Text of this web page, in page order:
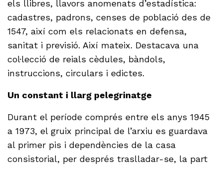
els llibres, llavors anomenats d’estadística:
cadastres, padrons, censes de població des de
1547, així com els relacionats en defensa,
sanitat i previsió. Així mateix. Destacava una
col·lecció de reials cèdules, bàndols,
instruccions, circulars i edictes.
Un constant i llarg pelegrinatge
Durant el període comprés entre els anys 1945
a 1973, el gruix principal de l’arxiu es guardava
al primer pis i dependències de la casa
consistorial, per després traslladar-se, la part